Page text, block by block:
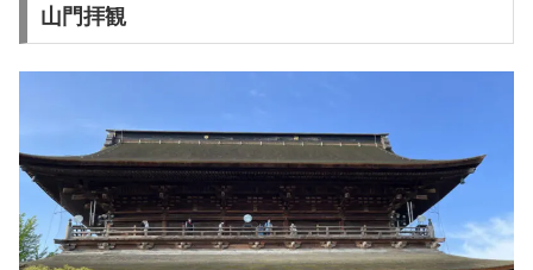
山門拝観